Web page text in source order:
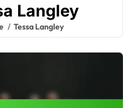
Langley
Tessa Langley